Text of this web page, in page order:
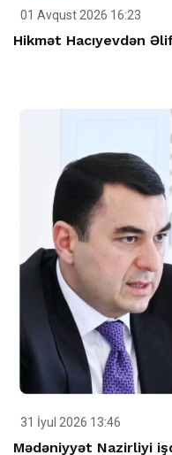
01 Avqust 2026 16:23
Hikmət Hacıyevdən
31 İyul 2026 13:46
Mədəniyyət Nazirliyi